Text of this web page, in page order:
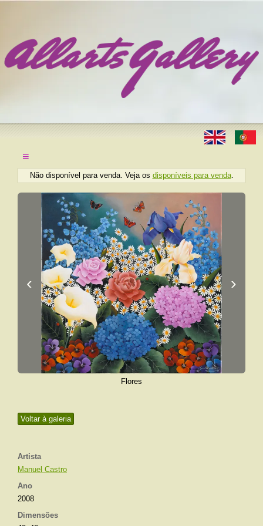
≡
Voltar à galeria
Artista
Manuel Castro
Ano
2008
Dimensões
Não disponível para venda. Veja os disponíveis para venda.
‹ ›
Flores